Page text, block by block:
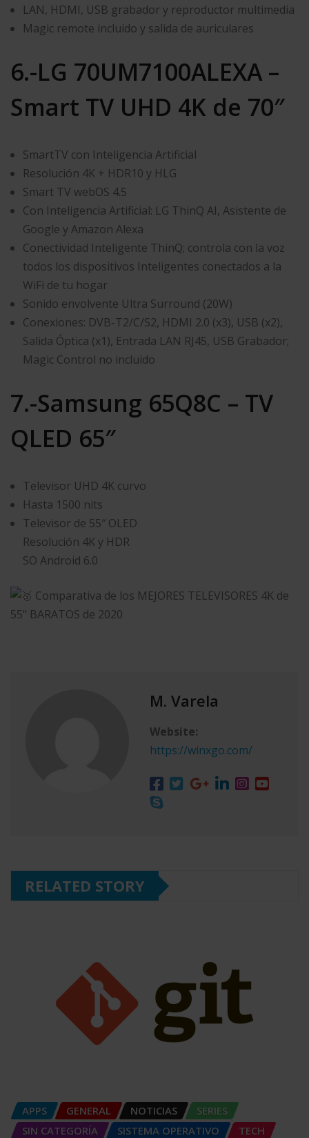
LAN, HDMI, USB grabador y reproductor multimedia
Magic remote incluido y salida de auriculares
6.-LG 70UM7100ALEXA –
Smart TV UHD 4K de 70″
SmartTV con Inteligencia Artificial
Resolución 4K + HDR10 y HLG
Smart TV webOS 4.5
Con Inteligencia Artificial: LG ThinQ AI, Asistente de
Google y Amazon Alexa
Conectividad Inteligente ThinQ; controla con la voz
todos los dispositivos Inteligentes conectados a la
WiFi de tu hogar
Sonido envolvente Ultra Surround (20W)
Conexiones: DVB-T2/C/S2, HDMI 2.0 (x3), USB (x2),
Salida Óptica (x1), Entrada LAN RJ45, USB Grabador;
Magic Control no incluido
7.-Samsung 65Q8C – TV
QLED 65″
Televisor UHD 4K curvo
Hasta 1500 nits
Televisor de 55″ OLED
Resolución 4K y HDR
SO Android 6.0
M. Varela
Website:
https://winxgo.com/
RELATED STORY
APPS GENERAL NOTICIAS
SERIES
SIN CATEGORÍA
SISTEMA OPERATIVO
TECH